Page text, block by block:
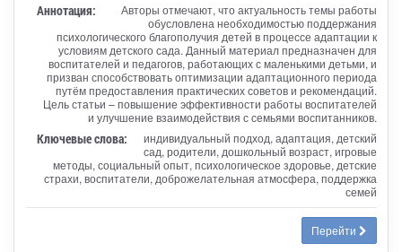
Аннотация:
Авторы отмечают, что актуальность темы работы
обусловлена необходимостью поддержания
психологического благополучия детей в процессе адаптации к
условиям детского сада. Данный материал предназначен для
воспитателей и педагогов, работающих с маленькими детьми, и
призван способствовать оптимизации адаптационного периода
путём предоставления практических советов и рекомендаций.
Цель статьи – повышение эффективности работы воспитателей
и улучшение взаимодействия с семьями воспитанников.
Ключевые слова:
индивидуальный подход, адаптация, детский
сад, родители, дошкольный возраст, игровые
методы, социальный опыт, психологическое здоровье, детские
страхи, воспитатели, доброжелательная атмосфера, поддержка
семей
Перейти